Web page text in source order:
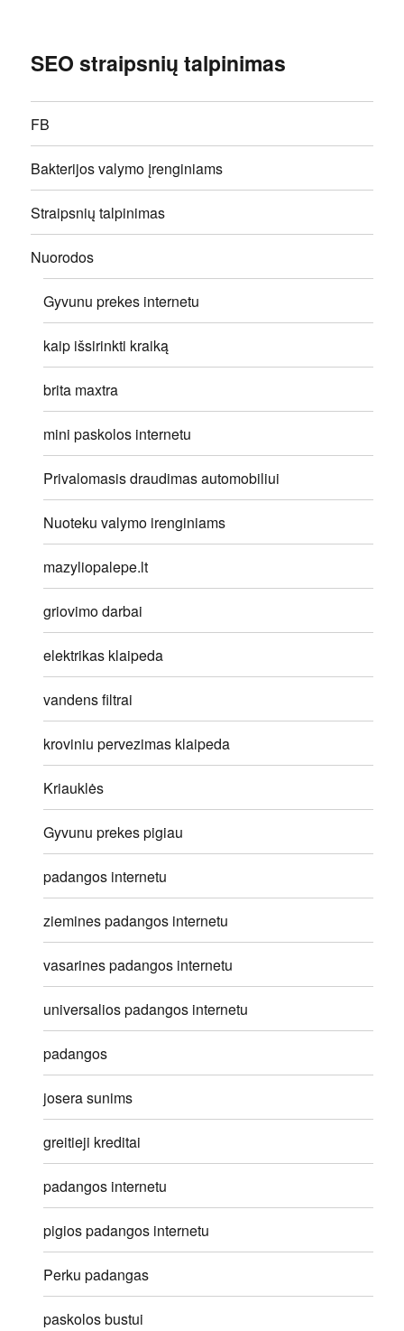
SEO straipsnių talpinimas
FB
Bakterijos valymo įrenginiams
Straipsnių talpinimas
Nuorodos
Gyvunu prekes internetu
kaip išsirinkti kraiką
brita maxtra
mini paskolos internetu
Privalomasis draudimas automobiliui
Nuoteku valymo irenginiams
mazyliopalepe.lt
griovimo darbai
elektrikas klaipeda
vandens filtrai
kroviniu pervezimas klaipeda
Kriauklės
Gyvunu prekes pigiau
padangos internetu
ziemines padangos internetu
vasarines padangos internetu
universalios padangos internetu
padangos
josera sunims
greitieji kreditai
padangos internetu
pigios padangos internetu
Perku padangas
paskolos bustui